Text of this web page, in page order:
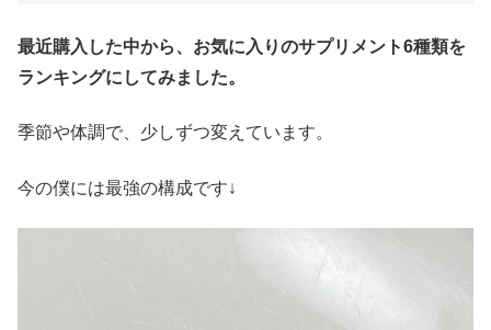
最近購入した中から、お気に入りのサプリメント6種類を
ランキングにしてみました。
季節や体調で、少しずつ変えています。
今の僕には最強の構成です↓